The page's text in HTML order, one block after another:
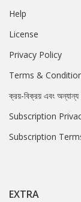
Help
License
Privacy Policy
Terms &
ক্রয়-বিক্রয় এবং অন্যান্য
Subscription
Subscription
EXTRA